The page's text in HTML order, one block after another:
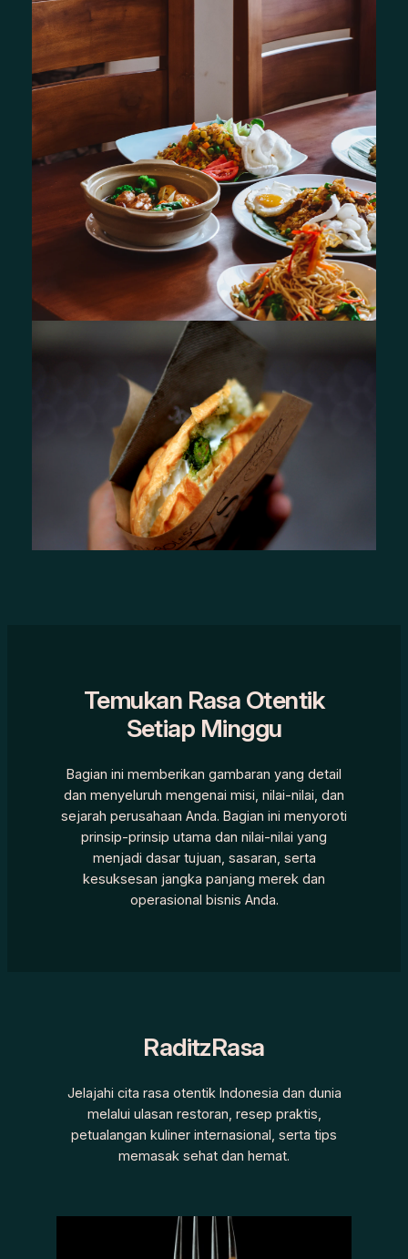
Temukan Rasa Otentik
Setiap Minggu
Bagian ini memberikan gambaran yang detail
dan menyeluruh mengenai misi, nilai-nilai, dan
sejarah perusahaan Anda. Bagian ini menyoroti
prinsip-prinsip utama dan nilai-nilai yang
menjadi dasar tujuan, sasaran, serta
kesuksesan jangka panjang merek dan
operasional bisnis Anda.
RaditzRasa
Jelajahi cita rasa otentik Indonesia dan dunia
melalui ulasan restoran, resep praktis,
petualangan kuliner internasional, serta tips
memasak sehat dan hemat.